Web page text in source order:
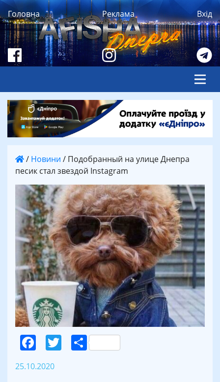
Головна Реклама Вхід
/ Новини / Подобранный на улице Днепра
песик стал звездой Instagram
Facebook
Twitter
Поділитися
25.10.2020